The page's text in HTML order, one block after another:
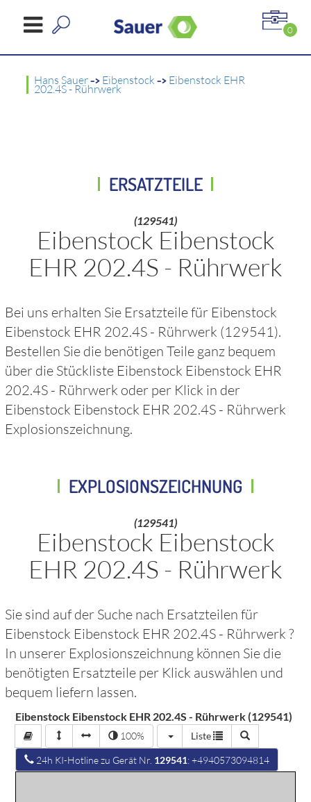
0
Hans Sauer-> Eibenstock-> Eibenstock EHR
202.4S - Rührwerk
ERSATZTEILE
(129541)
Eibenstock Eibenstock
EHR 202.4S - Rührwerk
Bei uns erhalten Sie Ersatzteile für Eibenstock
Eibenstock EHR 202.4S - Rührwerk (129541).
Bestellen Sie die benötigen Teile ganz bequem
über die Stückliste Eibenstock Eibenstock EHR
202.4S - Rührwerk oder per Klick in der
Eibenstock Eibenstock EHR 202.4S - Rührwerk
Explosionszeichnung.
EXPLOSIONSZEICHNUNG
(129541)
Eibenstock Eibenstock
EHR 202.4S - Rührwerk
Sie sind auf der Suche nach Ersatzteilen für
Eibenstock Eibenstock EHR 202.4S - Rührwerk?
In unserer Explosionszeichnung können Sie die
benötigten Ersatzteile per Klick auswählen und
bequem liefern lassen.
Eibenstock Eibenstock EHR 202.4S - Rührwerk (129541)
100% Liste
24h KI-Hotline zu Gerät Nr. 129541: +4940573094814